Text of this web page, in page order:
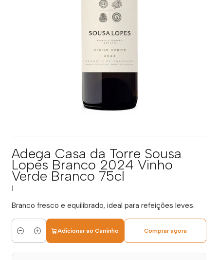
Adega Casa da Torre Sousa
Lopes Branco 2024 Vinho
Verde Branco 75cl
Branco fresco e equilibrado, ideal para refeições leves.
Quantidade
Adicionar ao Carrinho Comprar agora